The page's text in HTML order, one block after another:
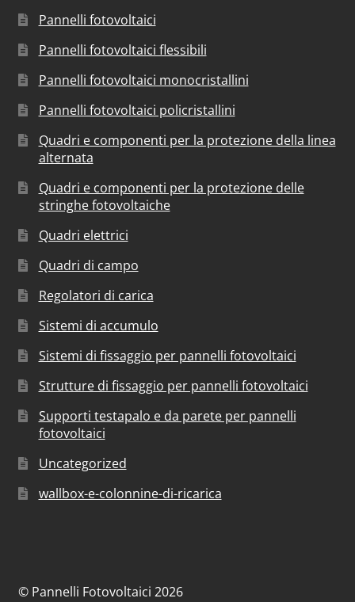
Pannelli fotovoltaici
Pannelli fotovoltaici flessibili
Pannelli fotovoltaici monocristallini
Pannelli fotovoltaici policristallini
Quadri e componenti per la protezione della linea
alternata
Quadri e componenti per la protezione delle
stringhe fotovoltaiche
Quadri elettrici
Quadri di campo
Regolatori di carica
Sistemi di accumulo
Sistemi di fissaggio per pannelli fotovoltaici
Strutture di fissaggio per pannelli fotovoltaici
Supporti testapalo e da parete per pannelli
fotovoltaici
Uncategorized
wallbox-e-colonnine-di-ricarica
© Pannelli Fotovoltaici 2026